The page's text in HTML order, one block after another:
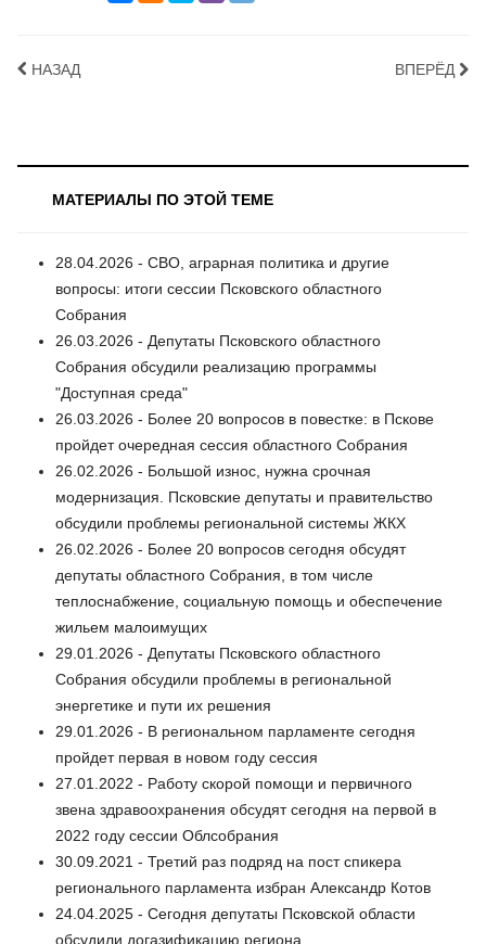
НАЗАД ВПЕРЁД
МАТЕРИАЛЫ ПО ЭТОЙ ТЕМЕ
28.04.2026 - СВО, аграрная политика и другие
вопросы: итоги сессии Псковского областного
Собрания
26.03.2026 - Депутаты Псковского областного
Собрания обсудили реализацию программы
"Доступная среда"
26.03.2026 - Более 20 вопросов в повестке: в Пскове
пройдет очередная сессия областного Собрания
26.02.2026 - Большой износ, нужна срочная
модернизация. Псковские депутаты и правительство
обсудили проблемы региональной системы ЖКХ
26.02.2026 - Более 20 вопросов сегодня обсудят
депутаты областного Собрания, в том числе
теплоснабжение, социальную помощь и обеспечение
жильем малоимущих
29.01.2026 - Депутаты Псковского областного
Собрания обсудили проблемы в региональной
энергетике и пути их решения
29.01.2026 - В региональном парламенте сегодня
пройдет первая в новом году сессия
27.01.2022 - Работу скорой помощи и первичного
звена здравоохранения обсудят сегодня на первой в
2022 году сессии Облсобрания
30.09.2021 - Третий раз подряд на пост спикера
регионального парламента избран Александр Котов
24.04.2025 - Сегодня депутаты Псковской области
обсудили догазификацию региона